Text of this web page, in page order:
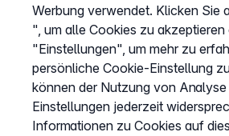
Unternehmen
Über uns
Karriere
Presse
Werbung verwendet. Klicken Sie
", um alle Cookies zu
"Einstellungen", um mehr zu
persönliche Cookie-Einstellung
können der Nutzung von
Einstellungen jederzeit
Informationen zu Cookies auf